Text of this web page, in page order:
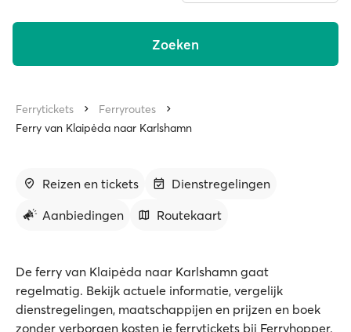
Zoeken
Ferrytickets
Ferryroutes
Ferry van Klaipėda naar Karlshamn
Reizen en tickets
Dienstregelingen
Aanbiedingen
Routekaart
De ferry van Klaipėda naar Karlshamn gaat
regelmatig. Bekijk actuele informatie, vergelijk
dienstregelingen, maatschappijen en prijzen en boek
zonder verborgen kosten je ferrytickets bij Ferryhopper.